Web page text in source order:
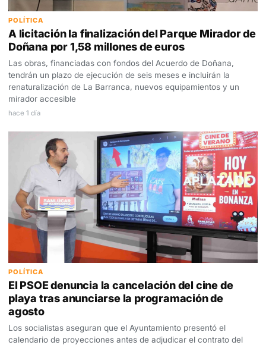
POLÍTICA
A licitación la finalización del Parque Mirador de
Doñana por 1,58 millones de euros
Las obras, financiadas con fondos del Acuerdo de Doñana,
tendrán un plazo de ejecución de seis meses e incluirán la
renaturalización de La Barranca, nuevos equipamientos y un
mirador accesible
hace 1 día
POLÍTICA
El PSOE denuncia la cancelación del cine de
playa tras anunciarse la programación de
agosto
Los socialistas aseguran que el Ayuntamiento presentó el
calendario de proyecciones antes de adjudicar el contrato del